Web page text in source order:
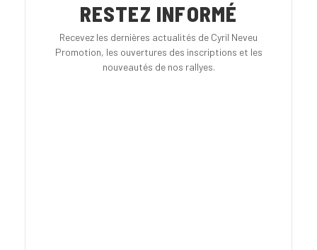
RESTEZ INFORMÉ
Recevez les dernières actualités de Cyril Neveu
Promotion, les ouvertures des inscriptions et les
nouveautés de nos rallyes.